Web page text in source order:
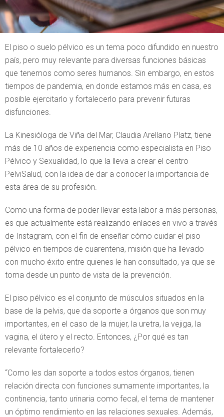
El piso o suelo pélvico es un tema poco difundido en nuestro
país, pero muy relevante para diversas funciones básicas
que tenemos como seres humanos. Sin embargo, en estos
tiempos de pandemia, en donde estamos más en casa, es
posible ejercitarlo y fortalecerlo para prevenir futuras
disfunciones.
La Kinesióloga de Viña del Mar, Claudia Arellano Platz, tiene
más de 10 años de experiencia como especialista en Piso
Pélvico y Sexualidad, lo que la lleva a crear el centro
PelviSalud, con la idea de dar a conocer la importancia de
esta área de su profesión.
Como una forma de poder llevar esta labor a más personas,
es que actualmente está realizando enlaces en vivo a través
de Instagram, con el fin de enseñar cómo cuidar el piso
pélvico en tiempos de cuarentena, misión que ha llevado
con mucho éxito entre quienes le han consultado, ya que se
toma desde un punto de vista de la prevención.
El piso pélvico es el conjunto de músculos situados en la
base de la pelvis, que da soporte a órganos que son muy
importantes, en el caso de la mujer, la uretra, la vejiga, la
vagina, el útero y el recto. Entonces, ¿Por qué es tan
relevante fortalecerlo?
“Como les dan soporte a todos estos órganos, tienen
relación directa con funciones sumamente importantes, la
continencia, tanto urinaria como fecal, el tema de mantener
un óptimo rendimiento en las relaciones sexuales. Además,